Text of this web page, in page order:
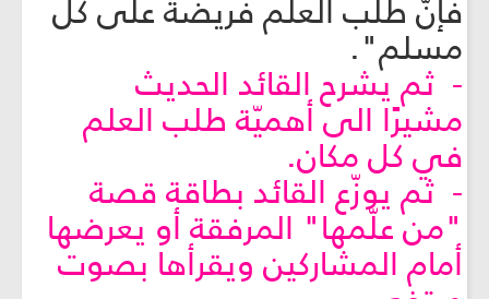
فإنّ طلب العلم فريضةٌ على كلّ
مسلم".
- ثم يشرح القائد الحديث
مشيرًا الى أهميّة طلب العلم
في كل مكان.
- ثم يوزّع القائد بطاقة قصة
"من علّمها" المرفقة أو يعرضها
أمام المشاركين ويقرأها بصوت